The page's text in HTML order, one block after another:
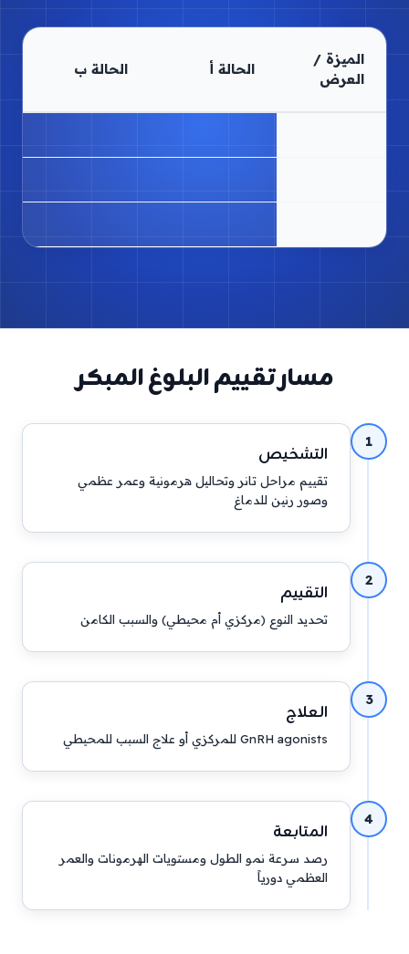
الميزة /
العرض
الحالة أ الحالة ب
مسار تقييم البلوغ المبكر
1
التشخيص
تقييم مراحل تانر وتحاليل هرمونية وعمر عظمي
وصور رنين للدماغ
2
التقييم
تحديد النوع (مركزي أم محيطي) والسبب الكامن
3
العلاج
GnRH agonists للمركزي أو علاج السبب للمحيطي
4
المتابعة
رصد سرعة نمو الطول ومستويات الهرمونات والعمر
العظمي دورياً